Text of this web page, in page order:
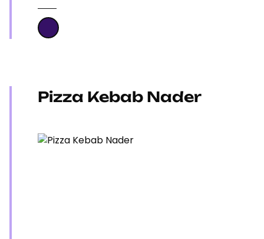
Pizza Kebab Nader